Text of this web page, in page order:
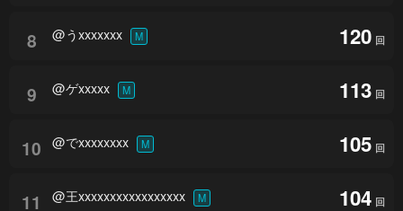
8 @うxxxxxxx M 120 回
9 @ゲxxxxx M 113 回
10 @でxxxxxxxx M 105 回
11 @王xxxxxxxxxxxxxxxxx M 104 回